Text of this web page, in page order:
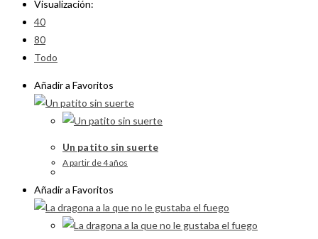
Visualización:
40
80
Todo
Añadir a Favoritos
Un patito sin suerte
A partir de 4 años
Añadir a Favoritos